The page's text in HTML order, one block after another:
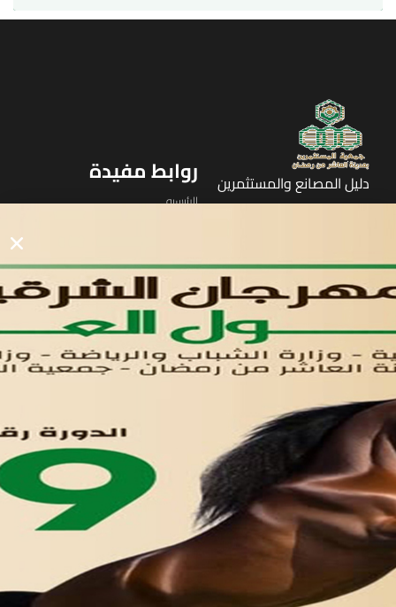
دليل المصانع والمستثمرين
الأول
روابط مفيدة
الرئيسيه
لوحه التحكم
اتصل بنا
تواصل معنا
مدينة العاشر من رمضان
01221020029
055-4494429
055-4494406
055-4494414
info.triaeg@yahoo.com